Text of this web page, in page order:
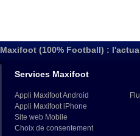
Maxifoot (100% Football) :
Services Maxifoot
Appli Maxifoot Android
Appli Maxifoot iPhone
Site web Mobile
Choix de consentement